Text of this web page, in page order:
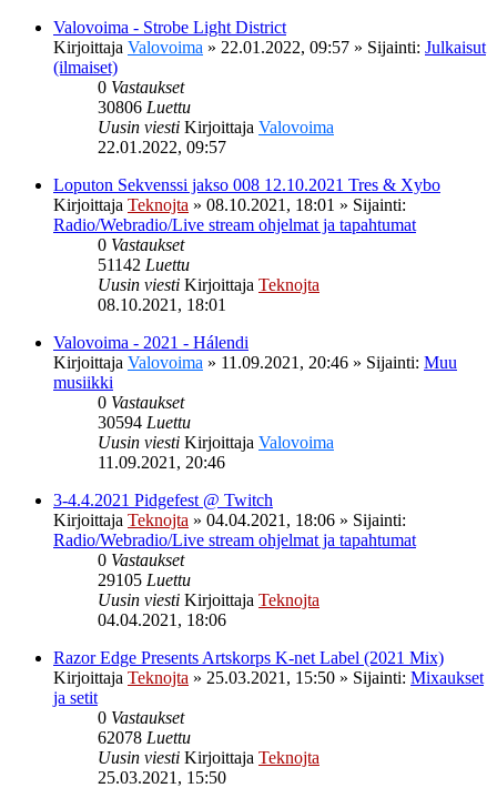
Valovoima - Strobe Light District
Kirjoittaja Valovoima » 22.01.2022, 09:57 » Sijainti: Julkaisut
(ilmaiset)
0 Vastaukset
30806 Luettu
Uusin viesti Kirjoittaja Valovoima
22.01.2022, 09:57
Loputon Sekvenssi jakso 008 12.10.2021 Tres & Xybo
Kirjoittaja Teknojta » 08.10.2021, 18:01 » Sijainti:
Radio/Webradio/Live stream ohjelmat ja tapahtumat
0 Vastaukset
51142 Luettu
Uusin viesti Kirjoittaja Teknojta
08.10.2021, 18:01
Valovoima - 2021 - Hálendi
Kirjoittaja Valovoima » 11.09.2021, 20:46 » Sijainti: Muu
musiikki
0 Vastaukset
30594 Luettu
Uusin viesti Kirjoittaja Valovoima
11.09.2021, 20:46
3-4.4.2021 Pidgefest @ Twitch
Kirjoittaja Teknojta » 04.04.2021, 18:06 » Sijainti:
Radio/Webradio/Live stream ohjelmat ja tapahtumat
0 Vastaukset
29105 Luettu
Uusin viesti Kirjoittaja Teknojta
04.04.2021, 18:06
Razor Edge Presents Artskorps K-net Label (2021 Mix)
Kirjoittaja Teknojta » 25.03.2021, 15:50 » Sijainti: Mixaukset
ja setit
0 Vastaukset
62078 Luettu
Uusin viesti Kirjoittaja Teknojta
25.03.2021, 15:50